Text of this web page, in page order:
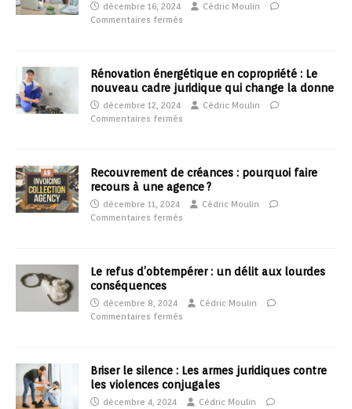
décembre 16, 2024
Cédric Moulin
Commentaires fermés
Rénovation énergétique en copropriété : Le
nouveau cadre juridique qui change la donne
décembre 12, 2024
Cédric Moulin
Commentaires fermés
Recouvrement de créances : pourquoi faire
recours à une agence ?
décembre 11, 2024
Cédric Moulin
Commentaires fermés
Le refus d’obtempérer : un délit aux lourdes
conséquences
décembre 8, 2024
Cédric Moulin
Commentaires fermés
Briser le silence : Les armes juridiques contre
les violences conjugales
décembre 4, 2024
Cédric Moulin